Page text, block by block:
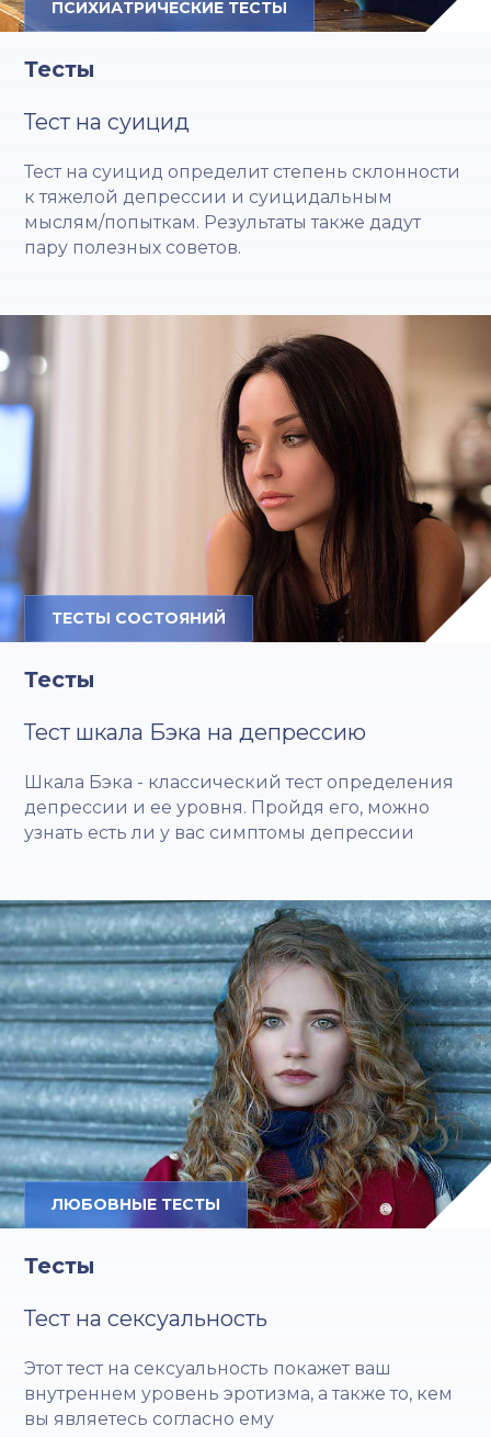
ПСИХИАТРИЧЕСКИЕ ТЕСТЫ
Тесты
Тест на суицид
Тест на суицид определит степень склонности
к тяжелой депрессии и суицидальным
мыслям/попыткам. Результаты также дадут
пару полезных советов.
ТЕСТЫ СОСТОЯНИЙ
Тесты
Тест шкала Бэка на депрессию
Шкала Бэка - классический тест определения
депрессии и ее уровня. Пройдя его, можно
узнать есть ли у вас симптомы депрессии
ЛЮБОВНЫЕ ТЕСТЫ
Тесты
Тест на сексуальность
Этот тест на сексуальность покажет ваш
внутреннем уровень эротизма, а также то, кем
вы являетесь согласно ему